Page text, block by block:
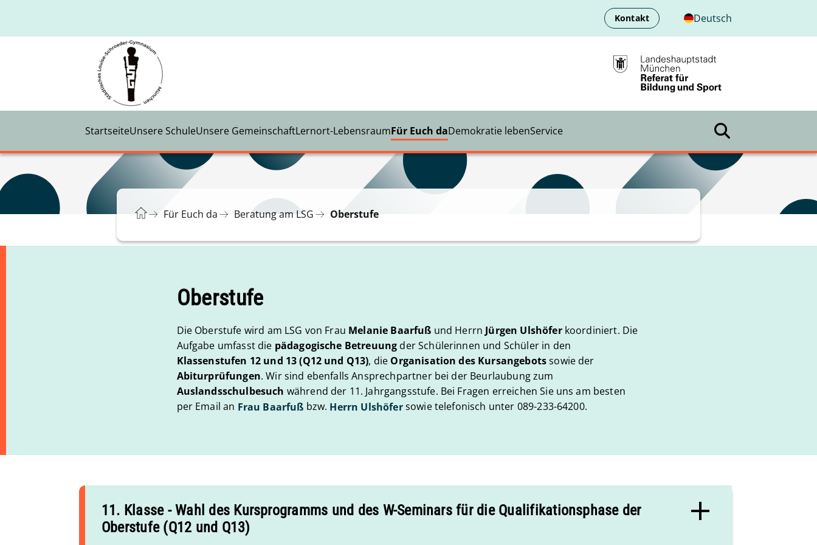
Kontakt Deutsch
StartseiteUnsere SchuleUnsere GemeinschaftLernort-LebensraumFür Euch daDemokratie lebenService
Für Euch da Beratung am LSG Oberstufe
Oberstufe
Die Oberstufe wird am LSG von Frau Melanie Baarfuß und Herrn Jürgen Ulshöferkoordiniert. Die
Aufgabe umfasst die pädagogische Betreuung der Schülerinnen und Schüler in den
Klassenstufen 12 und 13 (Q12 und Q13), die Organisation des Kursangebotssowie der
Abiturprüfungen. Wir sind ebenfalls Ansprechpartner bei der Beurlaubung zum
Auslandsschulbesuch während der 11. Jahrgangsstufe. Bei Fragen erreichen Sie uns am besten
per Email an Frau Baarfuß bzw. Herrn Ulshöfersowie telefonisch unter 089-233-64200.
11. Klasse - Wahl des Kursprogramms und des W-Seminars für die Qualifikationsphase der
Oberstufe (Q12 und Q13)